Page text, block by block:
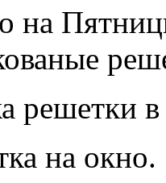
на
решетки
на окно.